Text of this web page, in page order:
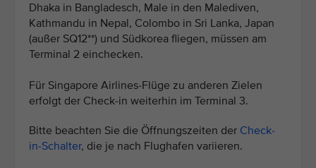
Dhaka in Bangladesch, Male in den Malediven,
Kathmandu in Nepal, Colombo in Sri Lanka, Japan
(außer SQ12**) und Südkorea fliegen, müssen am
Terminal 2 einchecken.
Für Singapore Airlines-Flüge zu anderen Zielen
erfolgt der Check-in weiterhin im Terminal 3.
Bitte beachten Sie die Öffnungszeiten der Check-
in-Schalter, die je nach Flughafen variieren.